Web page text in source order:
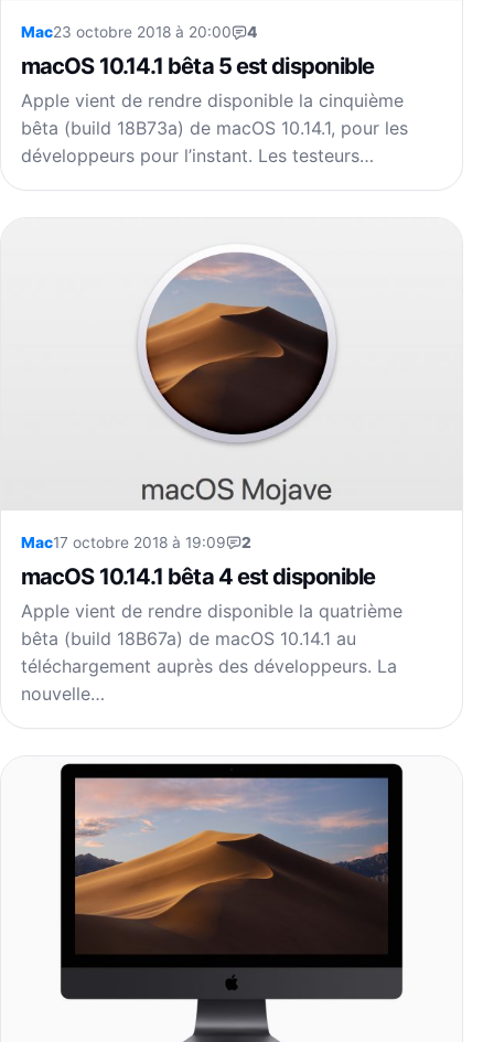
Mac23 octobre 2018 à 20:00 4
macOS 10.14.1 bêta 5 est disponible
Apple vient de rendre disponible la cinquième
bêta (build 18B73a) de macOS 10.14.1, pour les
développeurs pour l’instant. Les testeurs…
Mac17 octobre 2018 à 19:09 2
macOS 10.14.1 bêta 4 est disponible
Apple vient de rendre disponible la quatrième
bêta (build 18B67a) de macOS 10.14.1 au
téléchargement auprès des développeurs. La
nouvelle…